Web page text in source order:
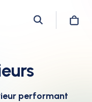
performant